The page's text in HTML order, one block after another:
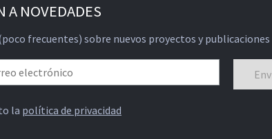
A NOVEDADES
frecuentes) sobre nuevos proyectos y publicaciones
la política de privacidad